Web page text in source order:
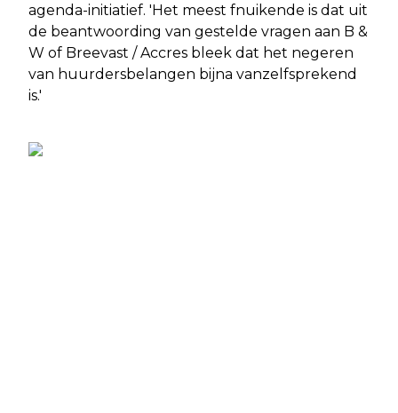
agenda-initiatief. 'Het meest fnuikende is dat uit
de beantwoording van gestelde vragen aan B &
W of Breevast / Accres bleek dat het negeren
van huurdersbelangen bijna vanzelfsprekend
is.'